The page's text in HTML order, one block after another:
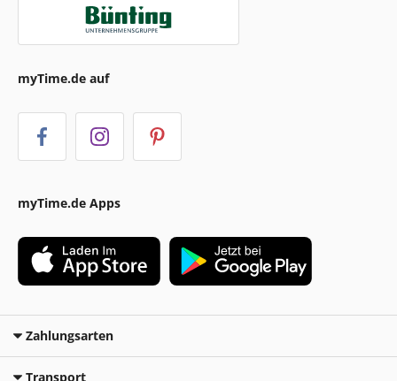
myTime.de auf
myTime.de Apps
Zahlungsarten
Transport